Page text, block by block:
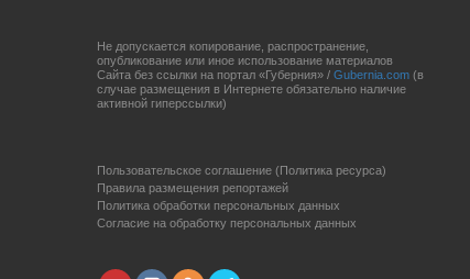
Не допускается копирование, распространение,
опубликование или иное использование материалов
Сайта без ссылки на портал «Губерния» / Gubernia.com (в
случае размещения в Интернете обязательно наличие
активной гиперссылки)
Пользовательское соглашение (Политика ресурса)
Правила размещения репортажей
Политика обработки персональных данных
Согласие на обработку персональных данных